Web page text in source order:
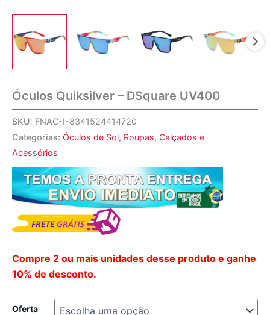
Óculos Quiksilver – DSquare UV400
SKU: FNAC-I-8341524414720
Categorias: Óculos de Sol, Roupas, Calçados e
Acessórios
Compre 2 ou mais unidades desse produto e ganhe
10% de desconto.
Oferta